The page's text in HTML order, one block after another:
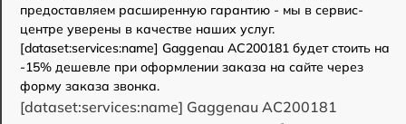
предоставляем расширенную гарантию - мы в сервис-
центре уверены в качестве наших услуг.
[dataset:services:name] Gaggenau AC200181 будет стоить на
-15% дешевле при оформлении заказа на сайте через
форму заказа звонка.
[dataset:services:name] Gaggenau AC200181